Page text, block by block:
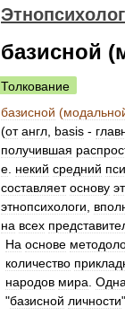
базисной
Толкование
базисной (
(от англ basis -
получившая
е некий средний
составляет основу
этнопсихологи
на всех
На основе
количество
народов мира
"базисной личности",